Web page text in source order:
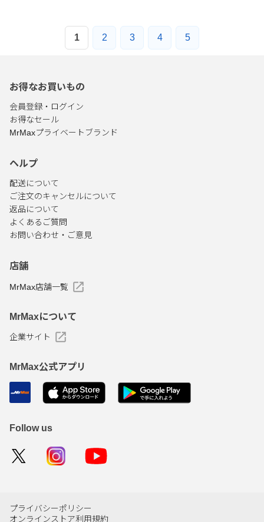
1 2 3 4 5
お得なお買いもの
会員登録・ログイン
お得なセール
MrMaxプライベートブランド
ヘルプ
配送について
ご注文のキャンセルについて
返品について
よくあるご質問
お問い合わせ・ご意見
店舗
MrMax店舗一覧
MrMaxについて
企業サイト
MrMax公式アプリ
Follow us
プライバシーポリシー
オンラインストア利用規約